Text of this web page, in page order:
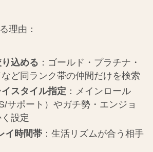
理由：
込める ：ゴールド・プラチナ・
ど同ランク帯の仲間だけを検索
スタイル指定 ：メインロール
サポート）やガチ勢・エンジョ
設定
イ時間帯：生活リズムが合う相手